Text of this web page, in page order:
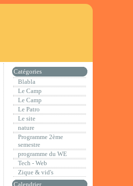
Catégories
Blabla
Le Camp
Le Camp
Le Patro
Le site
nature
Programme 2ème
semestre
programme du WE
Tech - Web
Zique & vid's
Calendrier